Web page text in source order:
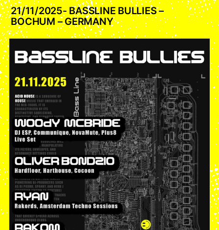
21/11/2025- BASSLINE BULLIES –
BOCHUM – GERMANY